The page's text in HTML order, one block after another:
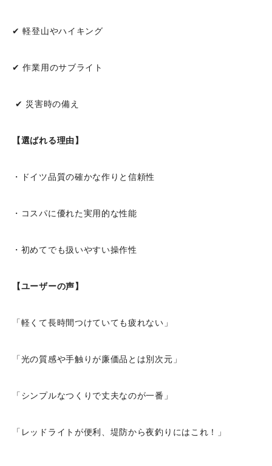
✔ 軽登山やハイキング
✔ 作業用のサブライト
✔ 災害時の備え
【選ばれる理由】
・ドイツ品質の確かな作りと信頼性
・コスパに優れた実用的な性能
・初めてでも扱いやすい操作性
【ユーザーの声】
「軽くて長時間つけていても疲れない」
「光の質感や手触りが廉価品とは別次元」
「シンプルなつくりで丈夫なのが一番」
「レッドライトが便利、堤防から夜釣りにはこれ！」